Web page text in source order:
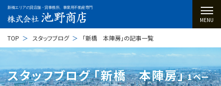
新橋エリアの貸店舗・貸事務所、事業用不動産専門
MENU
TOP スタッフブログ 「新橋 本陣房」の記事一覧
スタッフブログ ｢新橋 本陣房｣1ペー